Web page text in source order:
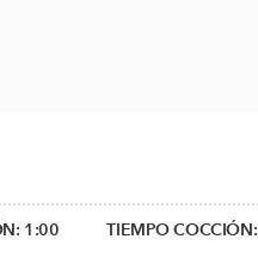
1:00 TIEMPO COCCIÓN: